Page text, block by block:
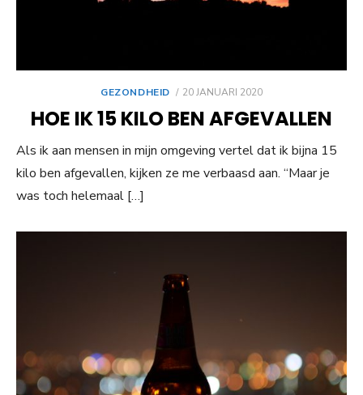
GEZONDHEID
GEPLAATST
20 JANUARI 2020
HOE IK 15 KILO BEN AFGEVALLEN
Als ik aan mensen in mijn omgeving vertel dat ik bijna 15
kilo ben afgevallen, kijken ze me verbaasd aan. “Maar je
was toch helemaal […]